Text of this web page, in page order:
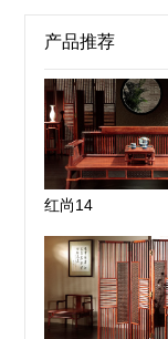
产品推荐
红尚14